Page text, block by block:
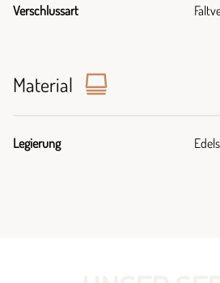
Verschlussart
Material
Legierung